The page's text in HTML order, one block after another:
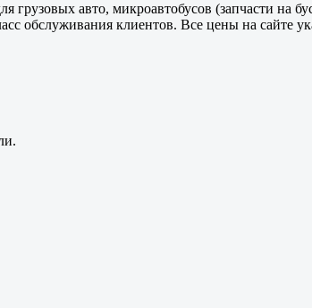
грузовых авто, микроавтобусов (запчасти
обслуживания клиентов. Все цены на сайте